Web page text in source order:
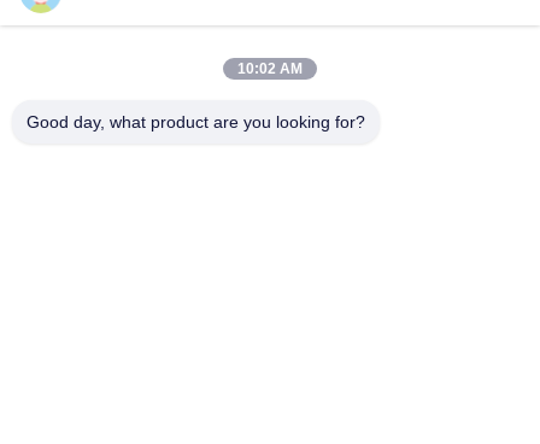
Hazel@electric-heatingelement.com
10:02 AM
Good day, what product are you looking for?